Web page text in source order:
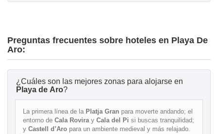
Preguntas frecuentes sobre hoteles en Playa De
Aro:
¿Cuáles son las mejores zonas para alojarse en
Playa de Aro?
La primera línea de la Platja Gran para moverte andando; el
entorno de Cala Roviray Cala del Pi si buscas tranquilidad;
y Castell d’Aro para un ambiente medieval y más relajado.